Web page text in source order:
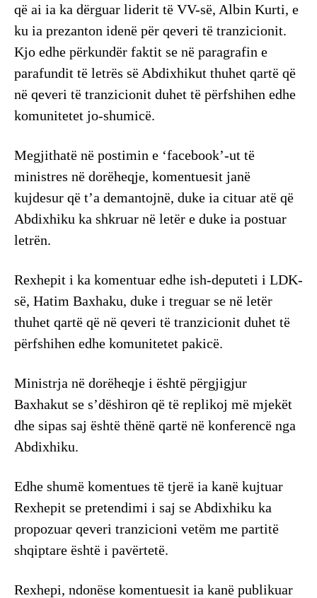
që ai ia ka dërguar liderit të VV-së, Albin Kurti, e
ku ia prezanton idenë për qeveri të tranzicionit.
Kjo edhe përkundër faktit se në paragrafin e
parafundit të letrës së Abdixhikut thuhet qartë që
në qeveri të tranzicionit duhet të përfshihen edhe
komunitetet jo-shumicë.
Megjithatë në postimin e ‘facebook’-ut të
ministres në dorëheqje, komentuesit janë
kujdesur që t’a demantojnë, duke ia cituar atë që
Abdixhiku ka shkruar në letër e duke ia postuar
letrën.
Rexhepit i ka komentuar edhe ish-deputeti i LDK-
së, Hatim Baxhaku, duke i treguar se në letër
thuhet qartë që në qeveri të tranzicionit duhet të
përfshihen edhe komunitetet pakicë.
Ministrja në dorëheqje i është përgjigjur
Baxhakut se s’dëshiron që të replikoj më mjekët
dhe sipas saj është thënë qartë në konferencë nga
Abdixhiku.
Edhe shumë komentues të tjerë ia kanë kujtuar
Rexhepit se pretendimi i saj se Abdixhiku ka
propozuar qeveri tranzicioni vetëm me partitë
shqiptare është i pavërtetë.
Rexhepi, ndonëse komentuesit ia kanë publikuar